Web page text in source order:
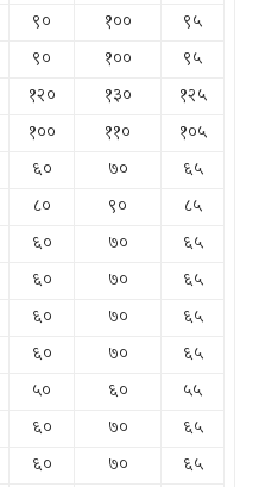
९० १००
९५
९० १००
९५
१२० १३०
१२५
१०० ११०
१०५
६० ७०
६५
८० ९०
८५
६० ७०
६५
६० ७०
६५
६० ७०
६५
६० ७०
६५
५० ६०
५५
६० ७०
६५
६० ७०
६५